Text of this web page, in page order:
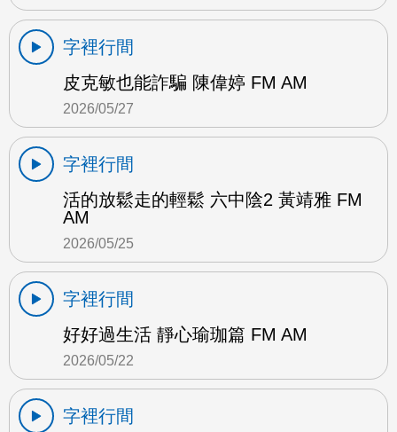
字裡行間
皮克敏也能詐騙 陳偉婷 FM AM
2026/05/27
字裡行間
活的放鬆走的輕鬆 六中陰2 黃靖雅 FM
AM
2026/05/25
字裡行間
好好過生活 靜心瑜珈篇 FM AM
2026/05/22
字裡行間